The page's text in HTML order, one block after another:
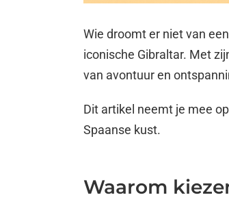
Wie droomt er niet van
iconische Gibraltar. Met
van avontuur en
Dit artikel neemt je mee
Spaanse kust.
Waarom